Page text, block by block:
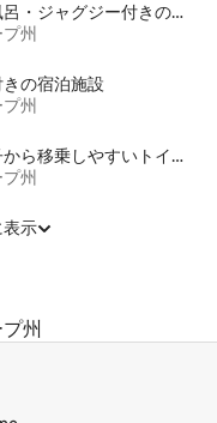
露天風呂・ジャグジー付きの宿泊施設
州
の宿泊施設
州
車椅子から移乗しやすいトイレ付きの宿泊施設
州
表示
州